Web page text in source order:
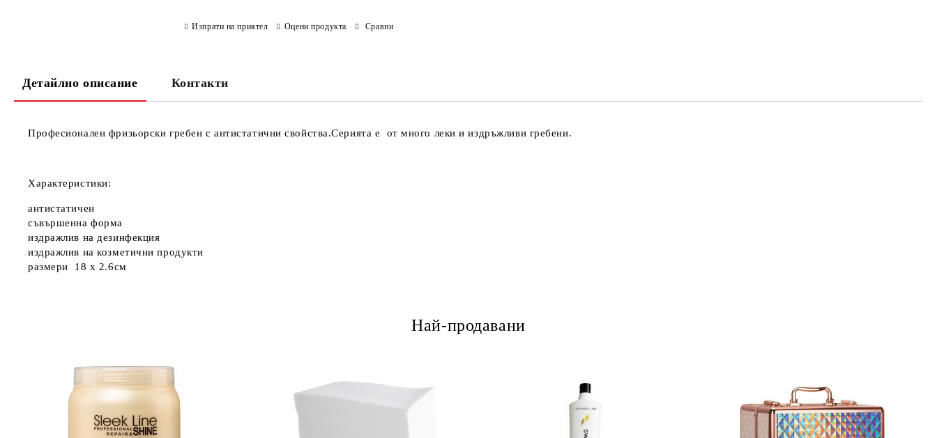
Изпрати на приятел Оцени продукта Сравни
Детайлно описание Контакти
Професионален фризьорски гребен с антистатични свойства.Серията е от много леки и издръжливи гребени.
Характеристики:
антистатичен
съвършенна форма
издражлив на дезинфекция
издражлив на козметични продукти
размери 18 x 2.6см
Най-продавани